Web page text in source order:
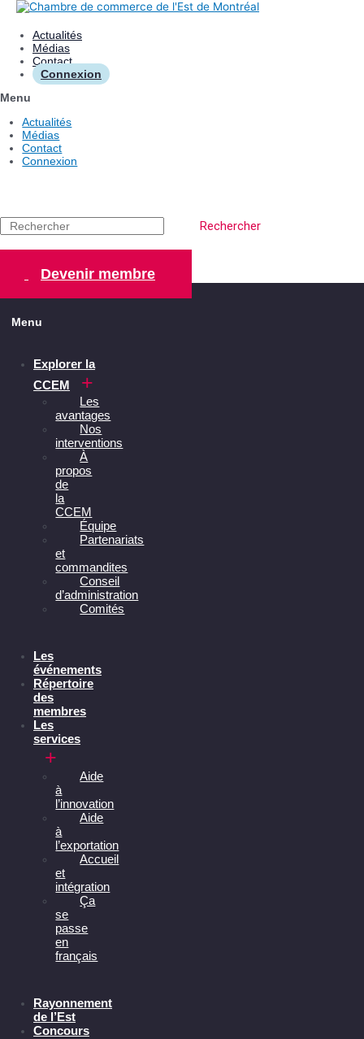
Aller
contenuActualités
Médias
Contact
Connexion
Menu
Actualités
Médias
Contact
Connexion
Rechercher
Devenir membre
Menu
Explorer la
CCEM
Les
avantages
Nos
interventions
À
propos
de
la
CCEM
Équipe
Partenariats
et
commandites
Conseil
d’administration
Comités
Les
événements
Répertoire
des
membres
Les
services
Aide
à
l’innovation
Aide
à
l’exportation
Accueil
et
intégration
Ça
se
passe
en
français
Rayonnement
de l’Est
Concours